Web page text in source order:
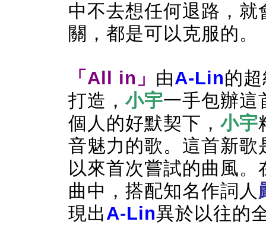
中不去想任何退路，
關，都是可以克服的。
「All in」 由A-Lin的
打造， 小宇一手包辦這
個人的好默契下， 小宇
音魅力的歌。這首新歌
以來首次嘗試的曲風。
曲中，搭配知名作詞人
現出A-Lin異於以往的